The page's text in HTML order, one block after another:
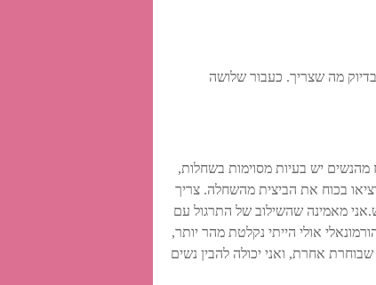
מה שצריך. כעבור שלושה
ובעזרת התרגילים והתנועות הנכונות הביצית מוצאת את דרכה למקום. מחקרים מוכיחים כי ל-65 אחוז מהנשים יש בעיות מסוימות בשחלות,
בכוח את הביצית מהשחלה. צריך
מאמינה שהשילוב של התרגול עם
אולי הייתי נקלטת מהר יותר,
אחרת, ואני יכולה להבין נשים